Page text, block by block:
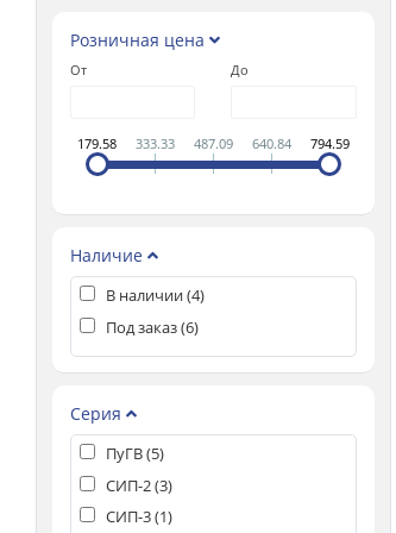
Розничная цена
От До
179.58 333.33 487.09 640.84 794.59
Наличие
В наличии (4)
Под заказ (6)
Серия
ПуГВ (5)
СИП-2 (3)
СИП-3 (1)